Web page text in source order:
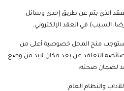
الذي يتم عن طريق إحدى وسائل
السبب) في العقد الإلكتروني.
يستوجب منح المحل خصوصية أعلى من
التعاقد عن بعد فكان لابد من وضع
لضمان صحته:
والنظام العام.